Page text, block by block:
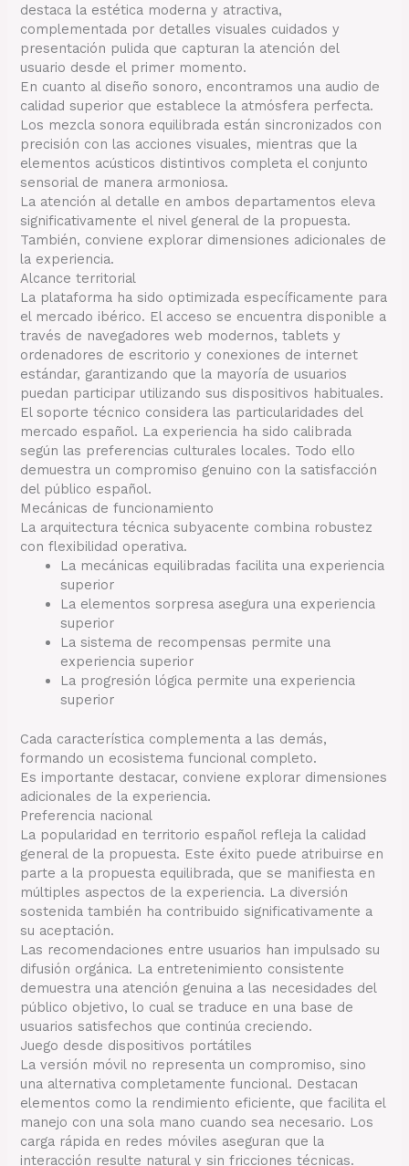
destaca la estética moderna y atractiva,
complementada por detalles visuales cuidados y
presentación pulida que capturan la atención del
usuario desde el primer momento.
En cuanto al diseño sonoro, encontramos una audio de
calidad superior que establece la atmósfera perfecta.
Los mezcla sonora equilibrada están sincronizados con
precisión con las acciones visuales, mientras que la
elementos acústicos distintivos completa el conjunto
sensorial de manera armoniosa.
La atención al detalle en ambos departamentos eleva
significativamente el nivel general de la propuesta.
También, conviene explorar dimensiones adicionales de
la experiencia.
Alcance territorial
La plataforma ha sido optimizada específicamente para
el mercado ibérico. El acceso se encuentra disponible a
través de navegadores web modernos, tablets y
ordenadores de escritorio y conexiones de internet
estándar, garantizando que la mayoría de usuarios
puedan participar utilizando sus dispositivos habituales.
El soporte técnico considera las particularidades del
mercado español. La experiencia ha sido calibrada
según las preferencias culturales locales. Todo ello
demuestra un compromiso genuino con la satisfacción
del público español.
Mecánicas de funcionamiento
La arquitectura técnica subyacente combina robustez
con flexibilidad operativa.
La mecánicas equilibradas facilita una experiencia
superior
La elementos sorpresa asegura una experiencia
superior
La sistema de recompensas permite una
experiencia superior
La progresión lógica permite una experiencia
superior
Cada característica complementa a las demás,
formando un ecosistema funcional completo.
Es importante destacar, conviene explorar dimensiones
adicionales de la experiencia.
Preferencia nacional
La popularidad en territorio español refleja la calidad
general de la propuesta. Este éxito puede atribuirse en
parte a la propuesta equilibrada, que se manifiesta en
múltiples aspectos de la experiencia. La diversión
sostenida también ha contribuido significativamente a
su aceptación.
Las recomendaciones entre usuarios han impulsado su
difusión orgánica. La entretenimiento consistente
demuestra una atención genuina a las necesidades del
público objetivo, lo cual se traduce en una base de
usuarios satisfechos que continúa creciendo.
Juego desde dispositivos portátiles
La versión móvil no representa un compromiso, sino
una alternativa completamente funcional. Destacan
elementos como la rendimiento eficiente, que facilita el
manejo con una sola mano cuando sea necesario. Los
carga rápida en redes móviles aseguran que la
interacción resulte natural y sin fricciones técnicas.